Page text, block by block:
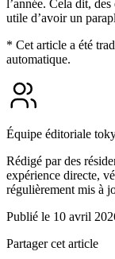
l’année. Cela dit,
utile d’avoir un
* Cet article a été
automatique.
Équipe éditoriale
Rédigé par des
expérience directe,
régulièrement mis à
Publié le 10 avril
Partager cet article